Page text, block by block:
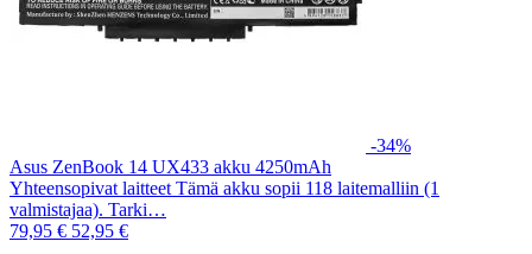
-34%
Asus ZenBook 14 UX433 akku 4250mAh
Yhteensopivat laitteet Tämä akku sopii 118 laitemalliin (1
valmistajaa). Tarki…
79,95 € 52,95 €